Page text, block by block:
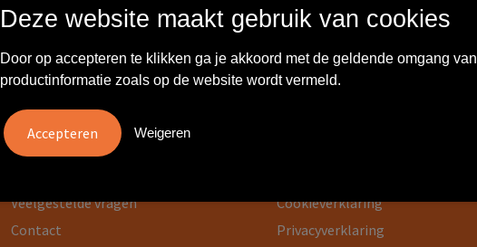
Informatie
Veelgestelde vragen
Contact
Cookieverklaring
Privacyverklaring
Deze website maakt gebruik van cookies
Door op accepteren te klikken ga je akkoord met de geldende omgang van
productinformatie zoals op de website wordt vermeld.
Weigeren